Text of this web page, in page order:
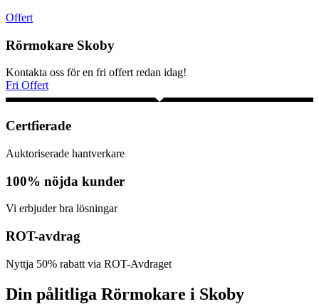
Offert
Rörmokare Skoby
Kontakta oss för en fri offert redan idag!
Fri Offert
Certfierade
Auktoriserade hantverkare
100% nöjda kunder
Vi erbjuder bra lösningar
ROT-avdrag
Nyttja 50% rabatt via ROT-Avdraget
Din pålitliga Rörmokare i Skoby